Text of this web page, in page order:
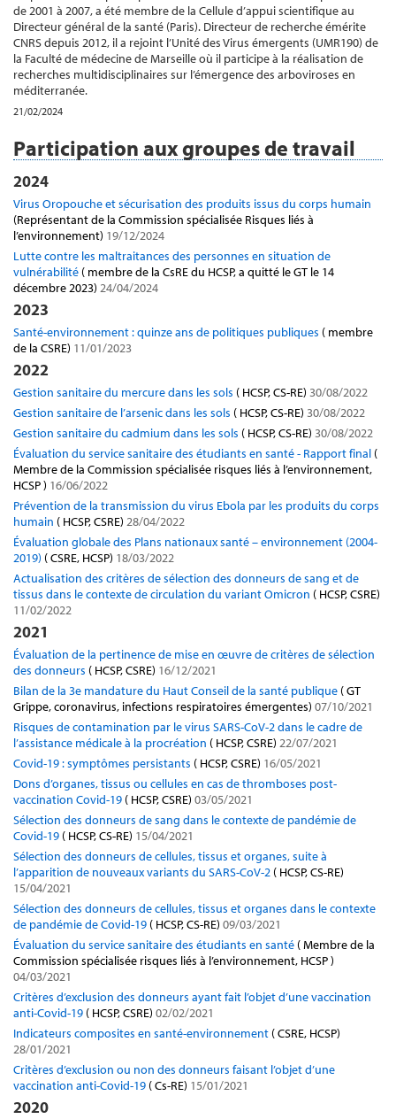
de 2001 à 2007, a été membre de la Cellule d’appui scientifique au
Directeur général de la santé (Paris). Directeur de recherche émérite
CNRS depuis 2012, il a rejoint l’Unité des Virus émergents (UMR190) de
la Faculté de médecine de Marseille où il participe à la réalisation de
recherches multidisciplinaires sur l’émergence des arboviroses en
méditerranée.
21/02/2024
Participation aux groupes de travail
2024
Virus Oropouche et sécurisation des produits issus du corps humain
(Représentant de la Commission spécialisée Risques liés à
l’environnement) 19/12/2024
Lutte contre les maltraitances des personnes en situation de
vulnérabilité ( membre de la CsRE du HCSP, a quitté le GT le 14
décembre 2023) 24/04/2024
2023
Santé-environnement : quinze ans de politiques publiques ( membre
de la CSRE) 11/01/2023
2022
Gestion sanitaire du mercure dans les sols ( HCSP, CS-RE) 30/08/2022
Gestion sanitaire de l’arsenic dans les sols ( HCSP, CS-RE) 30/08/2022
Gestion sanitaire du cadmium dans les sols ( HCSP, CS-RE) 30/08/2022
Évaluation du service sanitaire des étudiants en santé - Rapport final (
Membre de la Commission spécialisée risques liés à l’environnement,
HCSP ) 16/06/2022
Prévention de la transmission du virus Ebola par les produits du corps
humain ( HCSP, CSRE) 28/04/2022
Évaluation globale des Plans nationaux santé – environnement (2004-
2019) ( CSRE, HCSP) 18/03/2022
Actualisation des critères de sélection des donneurs de sang et de
tissus dans le contexte de circulation du variant Omicron ( HCSP, CSRE)
11/02/2022
2021
Évaluation de la pertinence de mise en œuvre de critères de sélection
des donneurs ( HCSP, CSRE) 16/12/2021
Bilan de la 3e mandature du Haut Conseil de la santé publique ( GT
Grippe, coronavirus, infections respiratoires émergentes) 07/10/2021
Risques de contamination par le virus SARS-CoV-2 dans le cadre de
l’assistance médicale à la procréation ( HCSP, CSRE) 22/07/2021
Covid-19 : symptômes persistants ( HCSP, CSRE) 16/05/2021
Dons d’organes, tissus ou cellules en cas de thromboses post-
vaccination Covid-19 ( HCSP, CSRE) 03/05/2021
Sélection des donneurs de sang dans le contexte de pandémie de
Covid-19 ( HCSP, CS-RE) 15/04/2021
Sélection des donneurs de cellules, tissus et organes, suite à
l’apparition de nouveaux variants du SARS-CoV-2 ( HCSP, CS-RE)
15/04/2021
Sélection des donneurs de cellules, tissus et organes dans le contexte
de pandémie de Covid-19 ( HCSP, CS-RE) 09/03/2021
Évaluation du service sanitaire des étudiants en santé ( Membre de la
Commission spécialisée risques liés à l’environnement, HCSP )
04/03/2021
Critères d’exclusion des donneurs ayant fait l’objet d’une vaccination
anti-Covid-19 ( HCSP, CSRE) 02/02/2021
Indicateurs composites en santé-environnement ( CSRE, HCSP)
28/01/2021
Critères d’exclusion ou non des donneurs faisant l’objet d’une
vaccination anti-Covid-19 ( Cs-RE) 15/01/2021
2020